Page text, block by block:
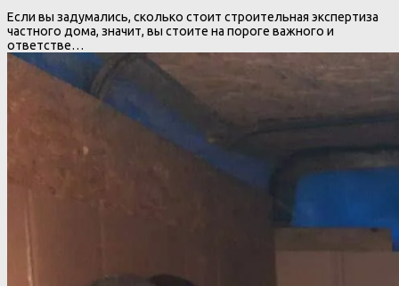
Если вы задумались, сколько стоит строительная экспертиза
частного дома, значит, вы стоите на пороге важного и
ответстве…